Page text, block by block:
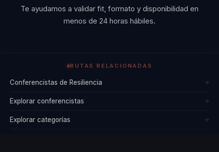
Te ayudamos a validar fit, formato y disponibilidad en
menos de 24 horas hábiles.
RUTAS RELACIONADAS
Conferencistas de Resiliencia →
Explorar conferencistas →
Explorar categorías →